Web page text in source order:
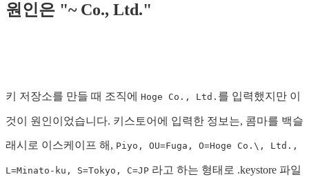
원인은 "~ Co., Ltd."
키 저장소를 만들 때 조직에 Hoge Co., Ltd. 를 입력했지만 이
것이 원인이었습니다. 키스토어에 입력한 정보는, 콤마를 백슬
래시로 이스케이프 해, Piyo, OU=Fuga, O=Hoge Co.\, Ltd.,
L=Minato-ku, S=Tokyo, C=JP 라고 하는 형태로 .keystore 파일